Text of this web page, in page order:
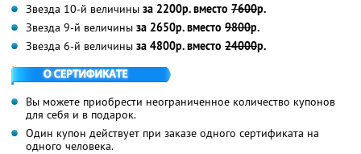
Звезда 10-й величины за 2200р. вместо 7600р.
Звезда 9-й величины за 2650р. вместо 9800р.
Звезда 6-й величины за 4800р. вместо 24000р.
Вы можете приобрести неограниченное количество купонов
для себя и в подарок.
Один купон действует при заказе одного сертификата на
одного человека.